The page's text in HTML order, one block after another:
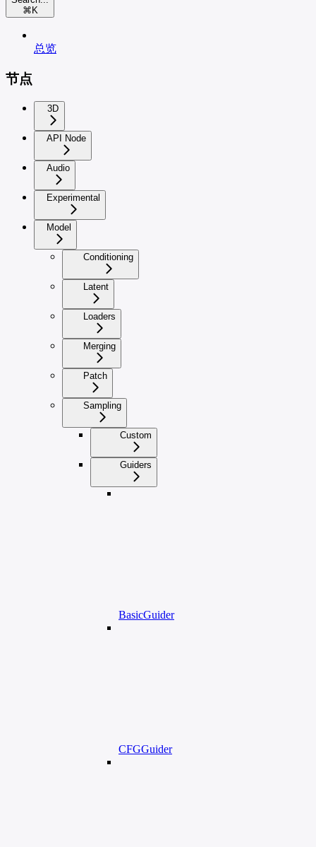
⌘ K
总览
节点
3D
API Node
Audio
Experimental
Model
Conditioning
Latent
Loaders
Merging
Patch
Sampling
Custom
Guiders
BasicGuider
CFGGuider